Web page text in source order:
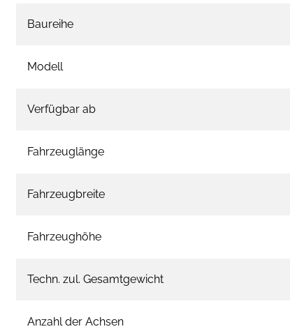
Baureihe
Modell
Verfügbar ab
Fahrzeuglänge
Fahrzeugbreite
Fahrzeughöhe
Techn. zul. Gesamtgewicht
Anzahl der Achsen